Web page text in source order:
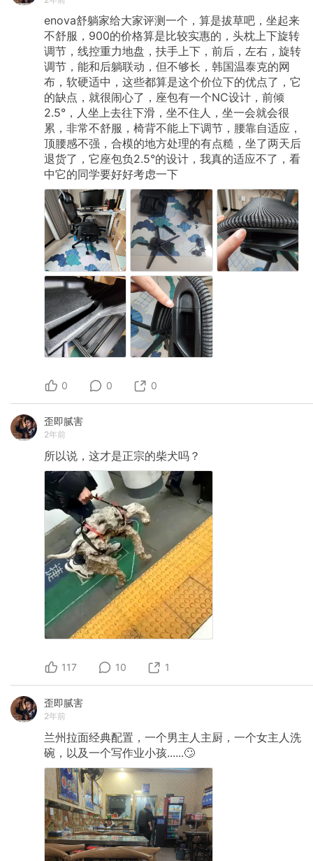
enova舒躺家给大家评测一个，算是拔草吧，坐起来
不舒服，900的价格算是比较实惠的，头枕上下旋转
调节，线控重力地盘，扶手上下，前后，左右，旋转
调节，能和后躺联动，但不够长，韩国温泰克的网
布，软硬适中，这些都算是这个价位下的优点了，它
的缺点，就很闹心了，座包有一个NC设计，前倾
2.5°，人坐上去往下滑，坐不住人，坐一会就会很
累，非常不舒服，椅背不能上下调节，腰靠自适应，
顶腰感不强，合模的地方处理的有点糙，坐了两天后
退货了，它座包负2.5°的设计，我真的适应不了，看
中它的同学要好好考虑一下
0 0 0
歪即腻害
2年前
所以说，这才是正宗的柴犬吗？
117 10 1
歪即腻害
2年前
兰州拉面经典配置，一个男主人主厨，一个女主人洗
碗，以及一个写作业小孩......🙄